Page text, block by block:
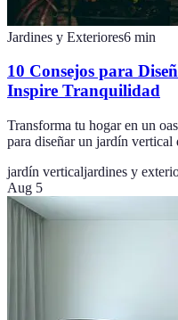
Jardines y Exteriores6 min
10 Consejos para
Inspire Tranquilidad
Transforma tu hogar en un
para diseñar un jardín
jardín verticaljardines y
Aug 5